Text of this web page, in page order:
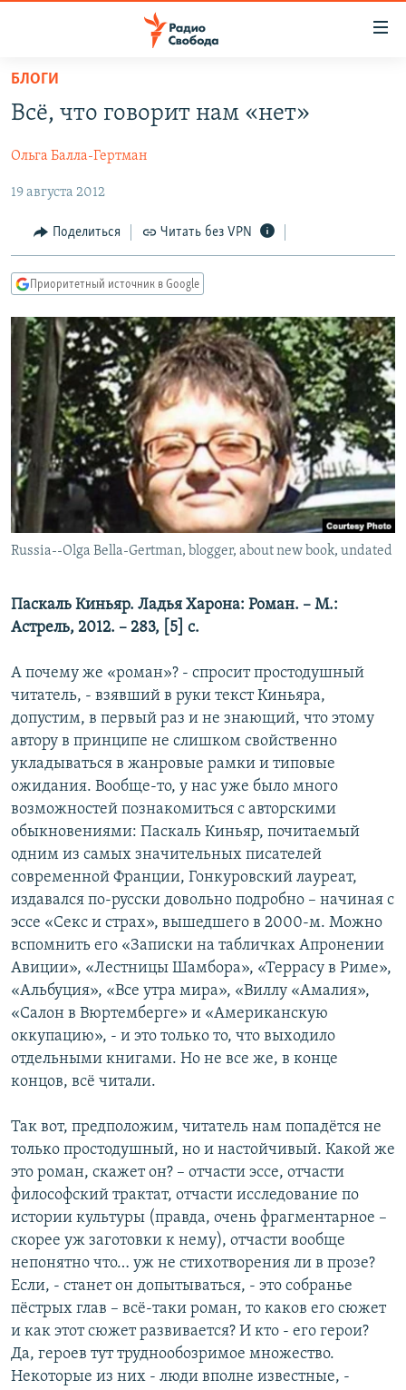
упрощенного
доступа
содержанию
Вернутся
главной
навигации
Вернутся
поиску
ПОДКАСТЫ
АВТОРСКИЕ ПРОЕКТЫ
ЦИТАТЫ СВОБОДЫ
МНЕНИЯ
КУЛЬТУРА
IDEL.РЕАЛИИ
КАВКАЗ.РЕАЛИИ
СЕВЕР.РЕАЛИИ
СИБИРЬ.РЕАЛИИ
РАСПИСАНИЕ ВЕЩАНИЯ
ПОДПИШИТЕСЬ НА РАССЫЛКУ
СОЦИАЛЬНЫЕ СЕТИ
Все сайты РСЕ/РС
БЛОГИ
Всё, что говорит нам «нет»
Ольга Балла-Гертман
19 августа 2012
Поделиться Читать без VPN
Приоритетный источник в Google
Russia--Olga Bella-Gertman, blogger, about new book, undated
Паскаль Киньяр. Ладья Харона: Роман. – М.:
Астрель, 2012. – 283, [5] с.
А почему же «роман»? - спросит простодушный
читатель, - взявший в руки текст Киньяра,
допустим, в первый раз и не знающий, что этому
автору в принципе не слишком свойственно
укладываться в жанровые рамки и типовые
ожидания. Вообще-то, у нас уже было много
возможностей познакомиться с авторскими
обыкновениями: Паскаль Киньяр, почитаемый
одним из самых значительных писателей
современной Франции, Гонкуровский лауреат,
издавался по-русски довольно подробно – начиная с
эссе «Секс и страх», вышедшего в 2000-м. Можно
вспомнить его «Записки на табличках Апронении
Авиции», «Лестницы Шамбора», «Террасу в Риме»,
«Альбуция», «Все утра мира», «Виллу «Амалия»,
«Салон в Вюртемберге» и «Американскую
оккупацию», - и это только то, что выходило
отдельными книгами. Но не все же, в конце
концов, всё читали.
Так вот, предположим, читатель нам попадётся не
только простодушный, но и настойчивый. Какой же
это роман, скажет он? – отчасти эссе, отчасти
философский трактат, отчасти исследование по
истории культуры (правда, очень фрагментарное –
скорее уж заготовки к нему), отчасти вообще
непонятно что… уж не стихотворения ли в прозе?
Если, - станет он допытываться, - это собранье
пёстрых глав – всё-таки роман, то каков его сюжет
и как этот сюжет развивается? И кто - его герои?
Да, героев тут труднообозримое множество.
Некоторые из них - люди вполне известные, -